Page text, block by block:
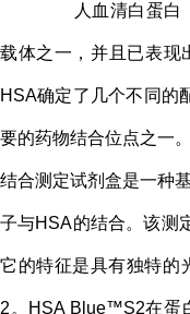
人血清白蛋白
载体之一，并且已表现
HSA确定了几个不同的
要的药物结合位点之一
结合测定试剂盒是一种
子与HSA的结合。该测
它的特征是具有独特的
2。HSA Blue™S2在蛋